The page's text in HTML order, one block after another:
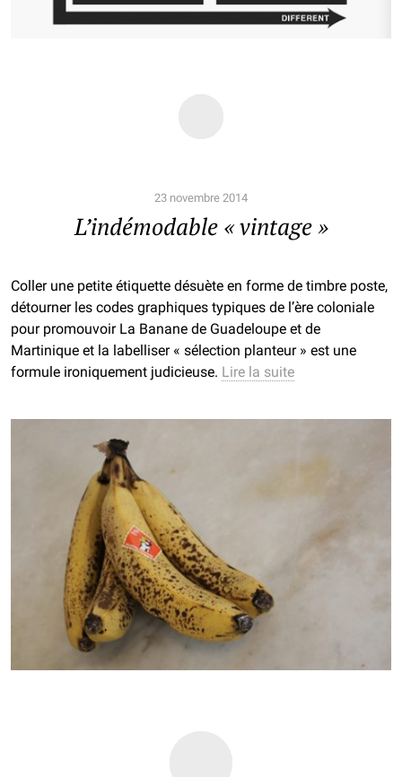
23 novembre 2014
L’indémodable « vintage »
Coller une petite étiquette désuète en forme de timbre poste,
détourner les codes graphiques typiques de l’ère coloniale
pour promouvoir La Banane de Guadeloupe et de
Martinique et la labelliser « sélection planteur » est une
formule ironiquement judicieuse. Lire la suite